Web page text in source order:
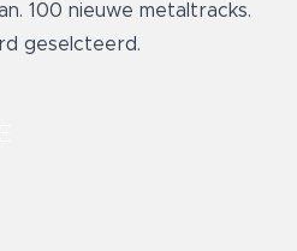
100 nieuwe metaltracks.
geselcteerd.